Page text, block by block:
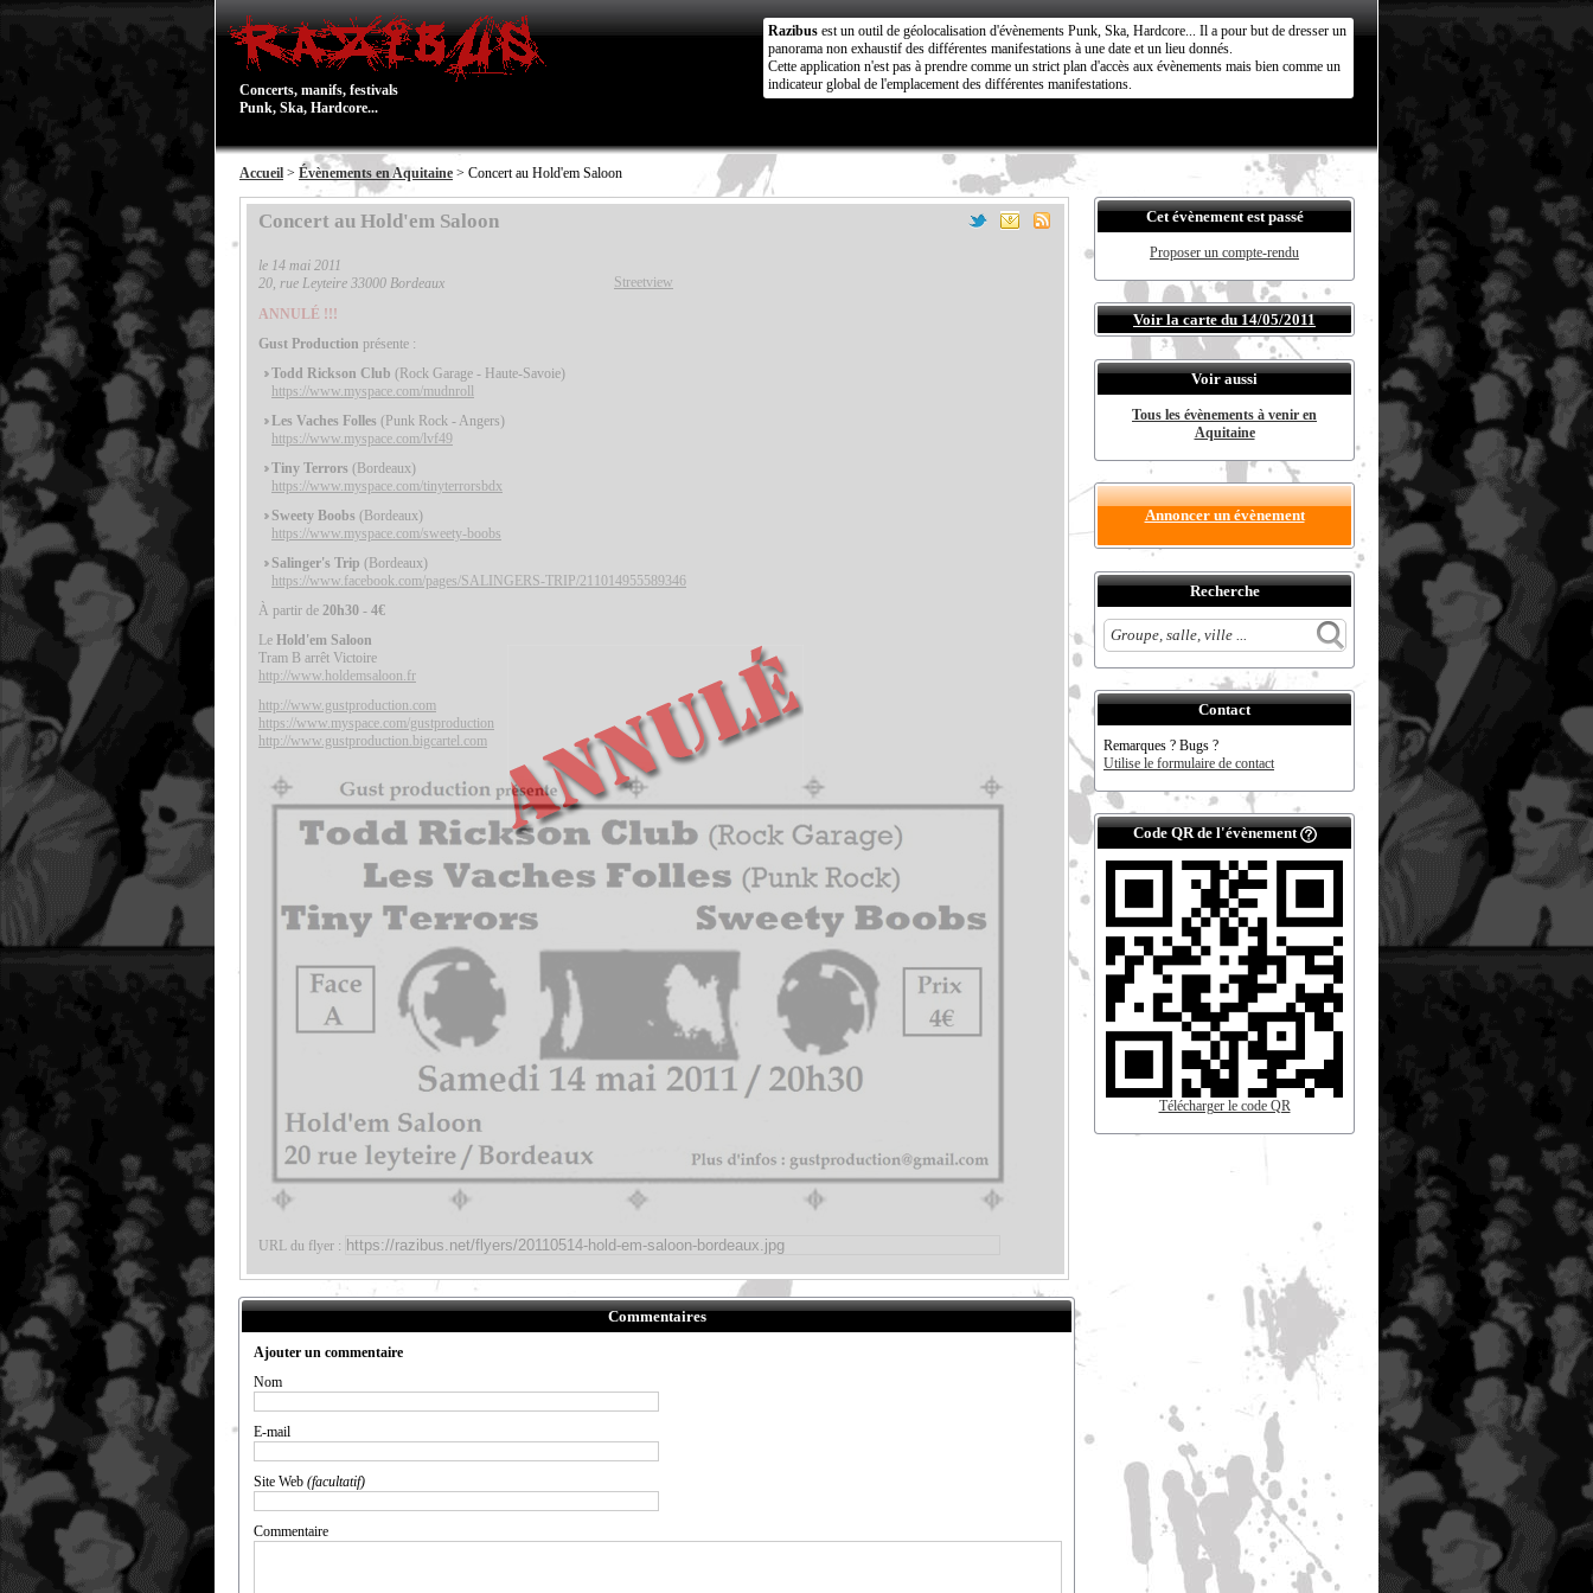
Concerts, manifs, festivals
Punk, Ska, Hardcore...
Razibus est un outil de géolocalisation d'évènements Punk, Ska, Hardcore... Il a pour but de dresser un
panorama non exhaustif des différentes manifestations à une date et un lieu donnés.
Cette application n'est pas à prendre comme un strict plan d'accès aux évènements mais bien comme un
indicateur global de l'emplacement des différentes manifestations.
Accueil > Évènements en Aquitaine > Concert au Hold'em Saloon
Concert au Hold'em Saloon
le 14 mai 2011
20, rue Leyteire 33000 Bordeaux
Streetview
ANNULÉ !!!
Gust Production présente :
Todd Rickson Club (Rock Garage - Haute-Savoie)
https://www.myspace.com/mudnroll
Les Vaches Folles (Punk Rock - Angers)
https://www.myspace.com/lvf49
Tiny Terrors (Bordeaux)
https://www.myspace.com/tinyterrorsbdx
Sweety Boobs (Bordeaux)
https://www.myspace.com/sweety-boobs
Salinger's Trip (Bordeaux)
https://www.facebook.com/pages/SALINGERS-TRIP/211014955589346
À partir de 20h30 - 4€
Le Hold'em Saloon
Tram B arrêt Victoire
http://www.holdemsaloon.fr
http://www.gustproduction.com
https://www.myspace.com/gustproduction
http://www.gustproduction.bigcartel.com
URL du flyer :
Commentaires
Ajouter un commentaire
Nom
E-mail
Site Web (facultatif)
Commentaire
Cet évènement est passé
Proposer un compte-rendu
Voir la carte du 14/05/2011
Voir aussi
Tous les évènements à venir en
Aquitaine
Annoncer un évènement
Recherche
Contact
Remarques ? Bugs ?
Utilise le formulaire de contact
Code QR de l'évènement
Télécharger le code QR